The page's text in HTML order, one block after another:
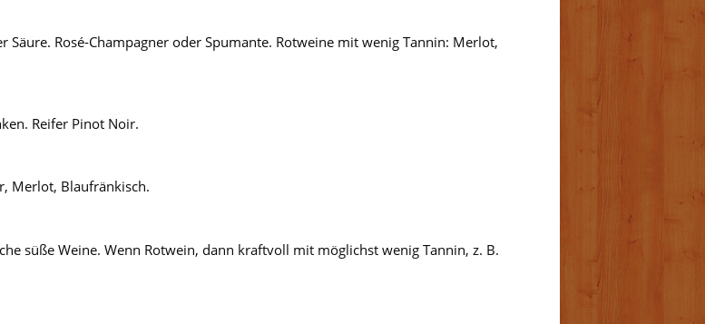
Rosé-Champagner oder Spumante. Rotweine mit wenig Tannin: Merlot,
Reifer Pinot Noir.
Merlot, Blaufränkisch.
süße Weine. Wenn Rotwein, dann kraftvoll mit möglichst wenig Tannin, z. B.